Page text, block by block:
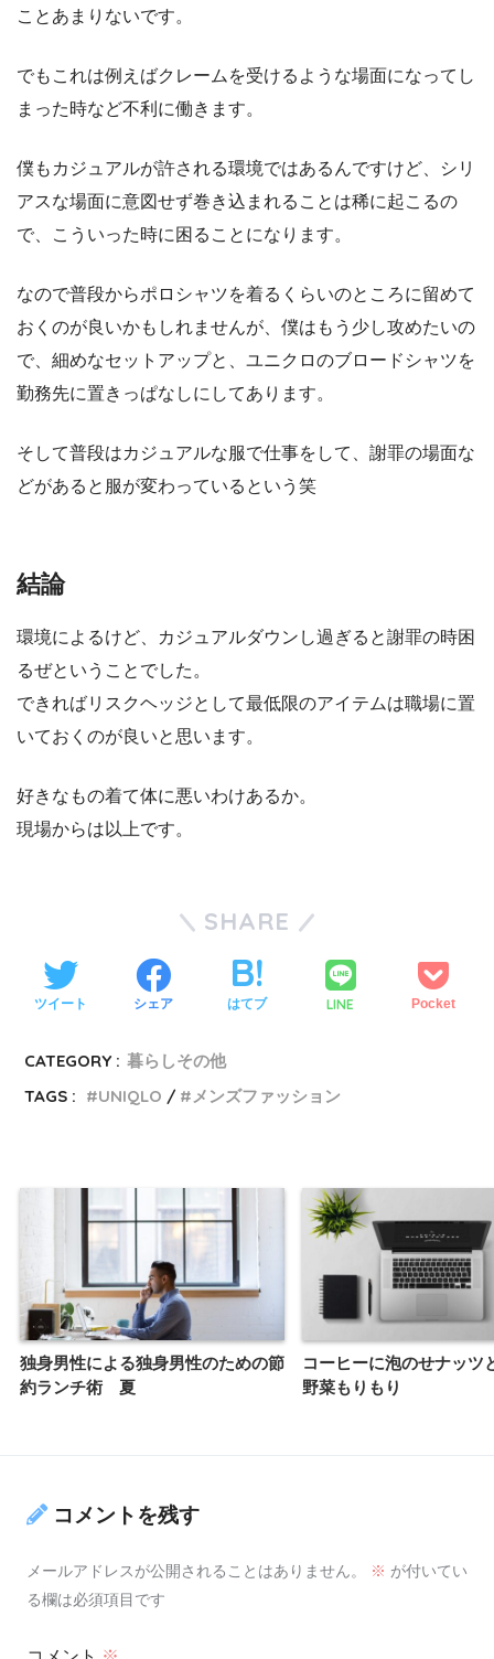
ことあまりないです。
でもこれは例えばクレームを受けるような場面になってし
まった時など不利に働きます。
僕もカジュアルが許される環境ではあるんですけど、シリ
アスな場面に意図せず巻き込まれることは稀に起こるの
で、こういった時に困ることになります。
なので普段からポロシャツを着るくらいのところに留めて
おくのが良いかもしれませんが、僕はもう少し攻めたいの
で、細めなセットアップと、ユニクロのブロードシャツを
勤務先に置きっぱなしにしてあります。
そして普段はカジュアルな服で仕事をして、謝罪の場面な
どがあると服が変わっているという笑
結論
環境によるけど、カジュアルダウンし過ぎると謝罪の時困
るぜということでした。
できればリスクヘッジとして最低限のアイテムは職場に置
いておくのが良いと思います。
好きなもの着て体に悪いわけあるか。
現場からは以上です。
SHARE
ツイート シェア はてブ LINE Pocket
CATEGORY : 暮らしその他
TAGS :
UNIQLO メンズファッション
独身男性による独身男性のための節
約ランチ術 夏
コーヒーに泡のせナッツ
野菜もりもり
コメントを残す
メールアドレスが公開されることはありません。 ※ が付いてい
る欄は必須項目です